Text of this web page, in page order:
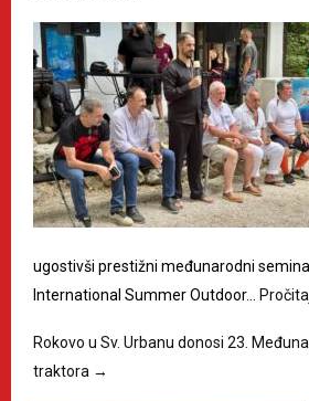
ugostivši prestižni međunarodni
International Summer Outdoor…
Rokovo u Sv. Urbanu donosi 23.
traktora →